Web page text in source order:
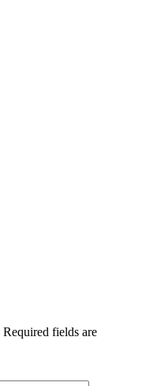
Required fields are